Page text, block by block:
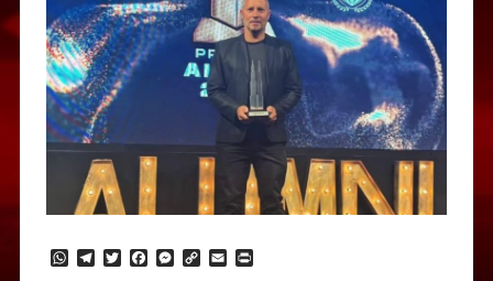
W T
T
F
M C
E
P